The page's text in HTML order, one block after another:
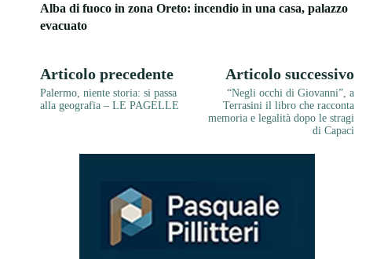
Alba di fuoco in zona Oreto: incendio in una casa, palazzo
evacuato
Articolo precedente
Palermo, niente storia: si passa
alla geografia – LE PAGELLE
Articolo successivo
“Negli occhi di Giovanni”, a
Terrasini il libro che racconta
memoria e legalità dopo le stragi
di Capaci